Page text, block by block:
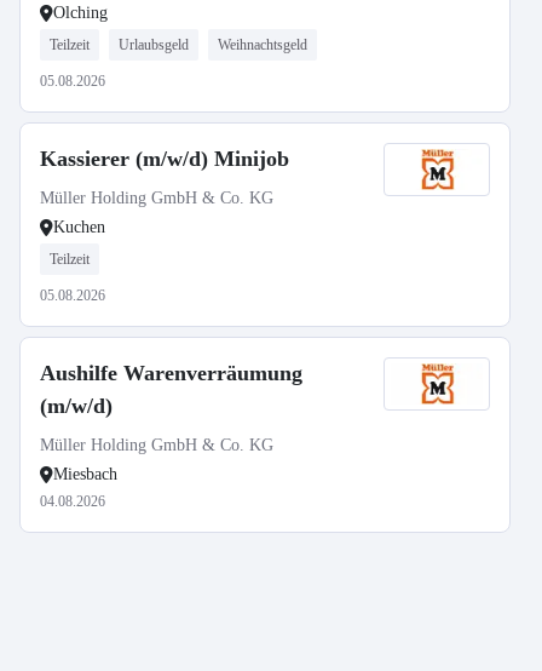
Olching
Teilzeit Urlaubsgeld Weihnachtsgeld
05.08.2026
Kassierer (m/w/d) Minijob
Müller Holding GmbH & Co. KG
Kuchen
Teilzeit
05.08.2026
Aushilfe Warenverräumung
(m/w/d)
Müller Holding GmbH & Co. KG
Miesbach
04.08.2026